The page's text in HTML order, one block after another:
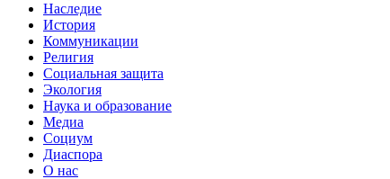
Наследие
История
Коммуникации
Религия
Социальная защита
Экология
Наука и образование
Медиа
Социум
Диаспора
О нас